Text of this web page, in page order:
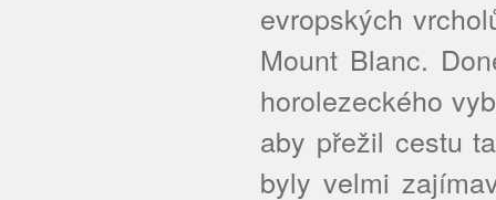
evropských
Mount Blanc.
horolezeckého
aby přežil cestu
byly velmi